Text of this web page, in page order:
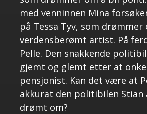
med venninnen Mina
på Tessa Tyv, som drømmer
verdensberømt artist. På
Pelle. Den snakkende
gjemt og glemt etter at
pensjonist. Kan det være at
akkurat den politibilen Stian
drømt om?